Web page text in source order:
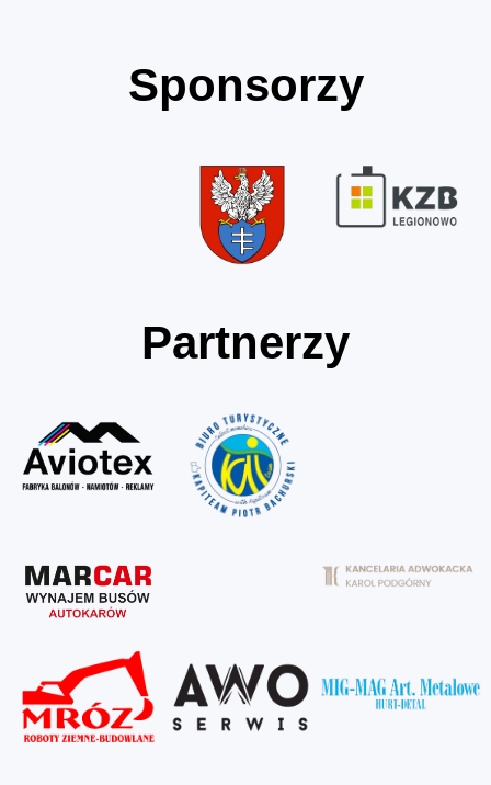
Sponsorzy
Partnerzy